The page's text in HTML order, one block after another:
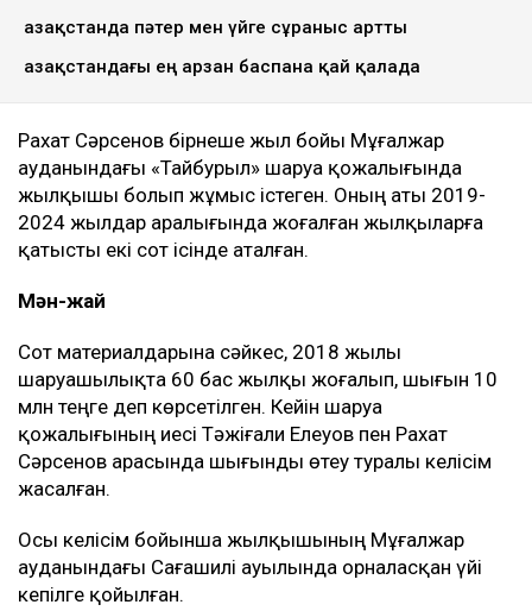
Қазақстанда пәтер мен үйге сұраныс артты
Қазақстандағы ең арзан баспана қай қалада
Рахат Сәрсенов бірнеше жыл бойы Мұғалжар
ауданындағы «Тайбурыл» шаруа қожалығында
жылқышы болып жұмыс істеген. Оның аты 2019-
2024 жылдар аралығында жоғалған жылқыларға
қатысты екі сот ісінде аталған.
Мән-жай
Сот материалдарына сәйкес, 2018 жылы
шаруашылықта 60 бас жылқы жоғалып, шығын 10
млн теңге деп көрсетілген. Кейін шаруа
қожалығының иесі Тәжіғали Елеуов пен Рахат
Сәрсенов арасында шығынды өтеу туралы келісім
жасалған.
Осы келісім бойынша жылқышының Мұғалжар
ауданындағы Сағашилі ауылында орналасқан үйі
кепілге қойылған.